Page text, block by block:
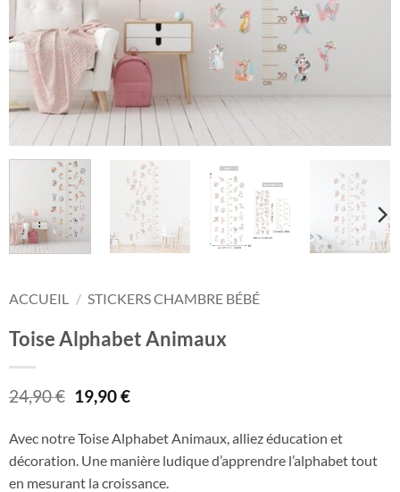
ACCUEIL / STICKERS CHAMBRE BÉBÉ
Toise Alphabet Animaux
24,90€ Le
prix
initial
était :
24,90 €.
19,90€Le
actuel
est :
19,90 €.
Avec notre Toise Alphabet Animaux, alliez éducation et
décoration. Une manière ludique d’apprendre l’alphabet tout
en mesurant la croissance.